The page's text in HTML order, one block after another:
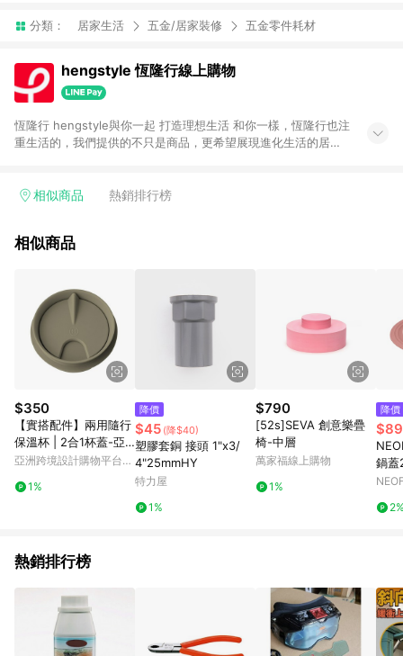
分類： 居家生活 五金/居家裝修 五金零件耗材
hengstyle 恆隆行線上購物
恆隆行 hengstyle與你一起 打造理想生活 和你一樣，恆隆行也注
重生活的，我們提供的不只是商品，更希望展現進化生活的居家
相似商品 熱銷排行榜
相似商品
$350
【實搭配件】兩用隨行
保溫杯 | 2合1杯蓋-亞
麻灰
亞洲跨境設計購物平台
1%
降價
$45 (降$40)
塑膠套銅 接頭 1"x3/
4"25mmHY
特力屋
1%
$790
[52s]SEVA 創意樂疊
椅-中層
萬家福線上購物
1%
降價
鍋
色)
熱銷排行榜